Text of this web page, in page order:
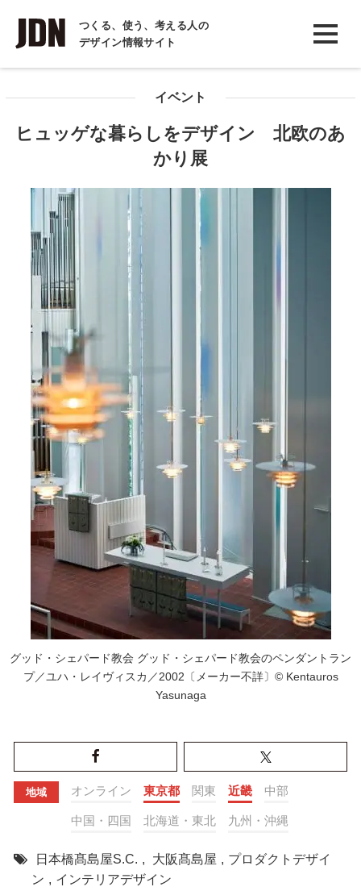
つくる、使う、考える人の
デザイン情報サイト
INTERVIEW
インタビュー
イベント
ヒュッゲな暮らしをデザイン 北欧のあ
かり展
グッド・シェパード教会 グッド・シェパード教会のペンダントラン
プ／ユハ・レイヴィスカ／2002〔メーカー不詳〕© Kentauros
Yasunaga
地域 オンライン 東京都 関東 近畿 中部
中国・四国 北海道・東北 九州・沖縄
日本橋髙島屋S.C. , 大阪髙島屋 , プロダクトデザイ
ン , インテリアデザイン